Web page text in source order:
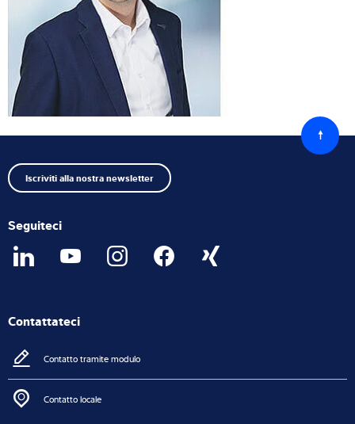
Torna
Iscriviti alla nostra newsletter
Seguiteci
Contattateci
Contatto tramite modulo
Contatto locale